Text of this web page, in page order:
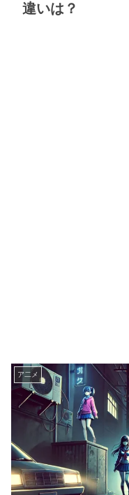
違いは？
ア二メ